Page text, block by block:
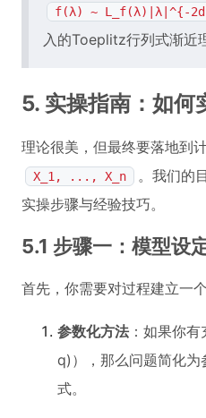
f(λ) ~ L_f(λ)|λ|^{-
入的Toeplitz行列式渐近
5. 实操指南：如
理论很美，但最终要落地到
X_1, ..., X_n
。我们的
实操步骤与经验技巧。
5.1 步骤一：模型设
首先，你需要对过程建立一
参数化方法 ：如果你
q)），那么问题简化为
式。